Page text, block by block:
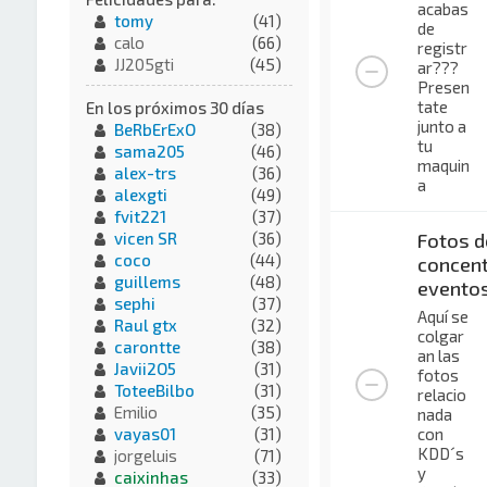
acabas
de
registr
ar???
Presen
tate
junto a
tu
maquin
a
Fotos
Aquí se
colgar
an las
fotos
relacio
nada
con
KDD´s
y
tomy
(41)
calo
(66)
JJ205gti
(45)
En los próximos 30 días
BeRbErExO
(38)
sama205
(46)
alex-trs
(36)
alexgti
(49)
fvit221
(37)
vicen SR
(36)
coco
(44)
guillems
(48)
sephi
(37)
Raul gtx
(32)
carontte
(38)
Javii2O5
(31)
ToteeBilbo
(31)
Emilio
(35)
vayas01
(31)
jorgeluis
(71)
caixinhas
(33)